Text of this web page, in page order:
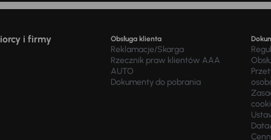
i firmy
Obsługa klienta
Reklamacje/Skarga
Rzecznik praw klientów AAA
AUTO
Dokumenty do pobrania